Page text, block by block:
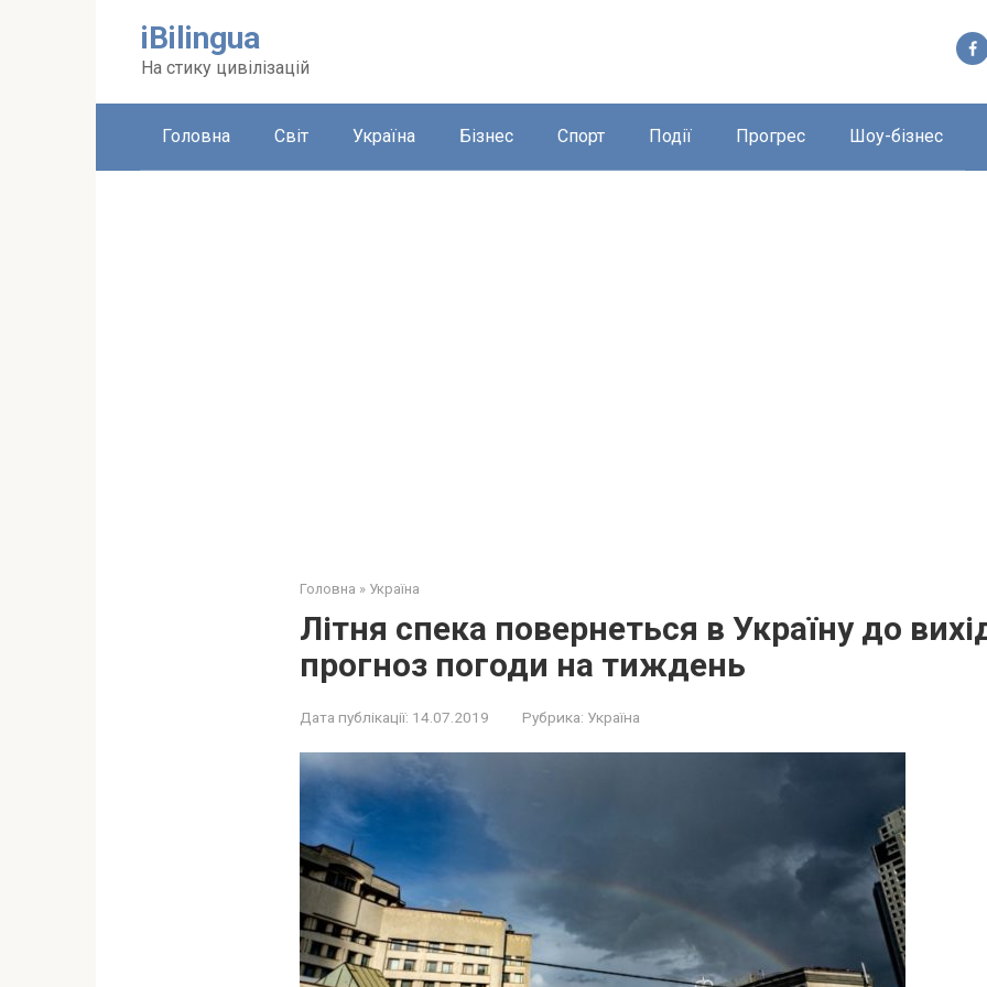
iBilingua
На стику цивілізацій
Головна Світ Україна Бізнес Спорт Події Прогрес Шоу-бізнес
Головна » Україна
Літня спека повернеться в Україну до
прогноз погоди на тиждень
Дата публікації: 14.07.2019 Рубрика: Україна